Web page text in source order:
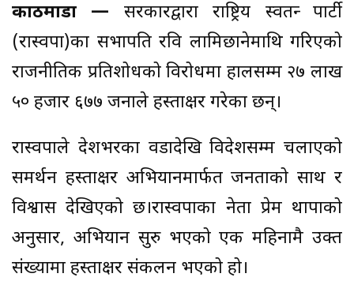
काठमाडौं — सरकारद्वारा राष्ट्रिय स्वतन्त्र पार्टी
(रास्वपा)का सभापति रवि लामिछानेमाथि गरिएको
राजनीतिक प्रतिशोधको विरोधमा हालसम्म २७ लाख
५० हजार ६७७ जनाले हस्ताक्षर गरेका छन्।
रास्वपाले देशभरका वडादेखि विदेशसम्म चलाएको
समर्थन हस्ताक्षर अभियानमार्फत जनताको साथ र
विश्वास देखिएको छ।रास्वपाका नेता प्रेम थापाको
अनुसार, अभियान सुरु भएको एक महिनामै उक्त
संख्यामा हस्ताक्षर संकलन भएको हो।